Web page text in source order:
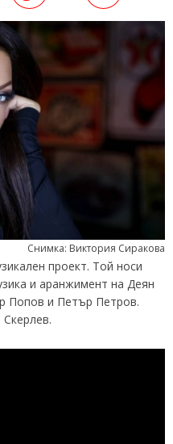
Снимка: Виктория Сиракова
проект. Той носи
и аранжимент на Деян
Попов и Петър Петров.